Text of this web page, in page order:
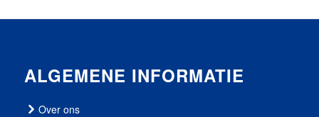
ALGEMENE INFORMATIE
Over ons